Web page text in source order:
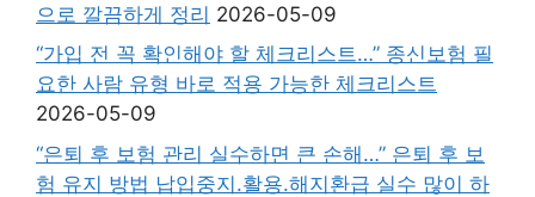
으로 깔끔하게 정리 2026-05-09
“가입 전 꼭 확인해야 할 체크리스트…” 종신보험 필
요한 사람 유형 바로 적용 가능한 체크리스트
2026-05-09
“은퇴 후 보험 관리 실수하면 큰 손해…” 은퇴 후 보
험 유지 방법 납입중지.활용.해지환급 실수 많이 하